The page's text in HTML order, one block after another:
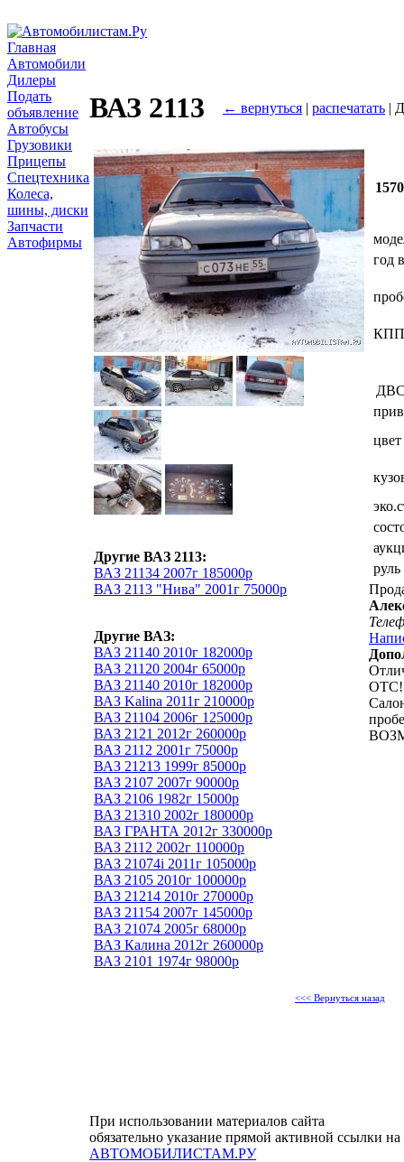
Главная
Автомобили
Дилеры
Подать
объявление
Автобусы
Грузовики
Прицепы
Спецтехника
Колеса,
шины, диски
Запчасти
Автофирмы
ВАЗ 2113 ← вернуться | распечатать |
Другие ВАЗ 2113:
ВАЗ 21134 2007г 185000р
ВАЗ 2113 "Нива" 2001г 75000р
Другие ВАЗ:
ВАЗ 21140 2010г 182000р
ВАЗ 21120 2004г 65000р
ВАЗ 21140 2010г 182000р
ВАЗ Kalina 2011г 210000р
ВАЗ 21104 2006г 125000р
ВАЗ 2121 2012г 260000р
ВАЗ 2112 2001г 75000р
ВАЗ 21213 1999г 85000р
ВАЗ 2107 2007г 90000р
ВАЗ 2106 1982г 15000р
ВАЗ 21310 2002г 180000р
ВАЗ ГРАНТА 2012г 330000р
ВАЗ 2112 2002г 110000р
ВАЗ 21074i 2011г 105000р
ВАЗ 2105 2010г 100000р
ВАЗ 21214 2010г 270000р
ВАЗ 21154 2007г 145000р
ВАЗ 21074 2005г 68000р
ВАЗ Калина 2012г 260000р
ВАЗ 2101 1974г 98000р
год
КПП
цвет
руль
ОТС!
<<< Вернуться назад
При использовании материалов сайта
обязательно указание прямой активной ссылки на
АВТОМОБИЛИСТАМ.РУ